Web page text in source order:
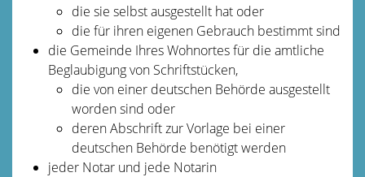
die sie selbst ausgestellt hat oder
die für ihren eigenen Gebrauch bestimmt sind
die Gemeinde Ihres Wohnortes für die amtliche
Beglaubigung von Schriftstücken,
die von einer deutschen Behörde ausgestellt
worden sind oder
deren Abschrift zur Vorlage bei einer
deutschen Behörde benötigt werden
jeder Notar und jede Notarin